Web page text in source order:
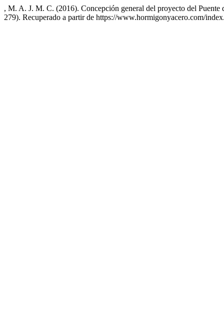
, M. A. J. M. C. (2016). Concepción general del proyecto del
279). Recuperado a partir de https://www.hormigonyacero.com/